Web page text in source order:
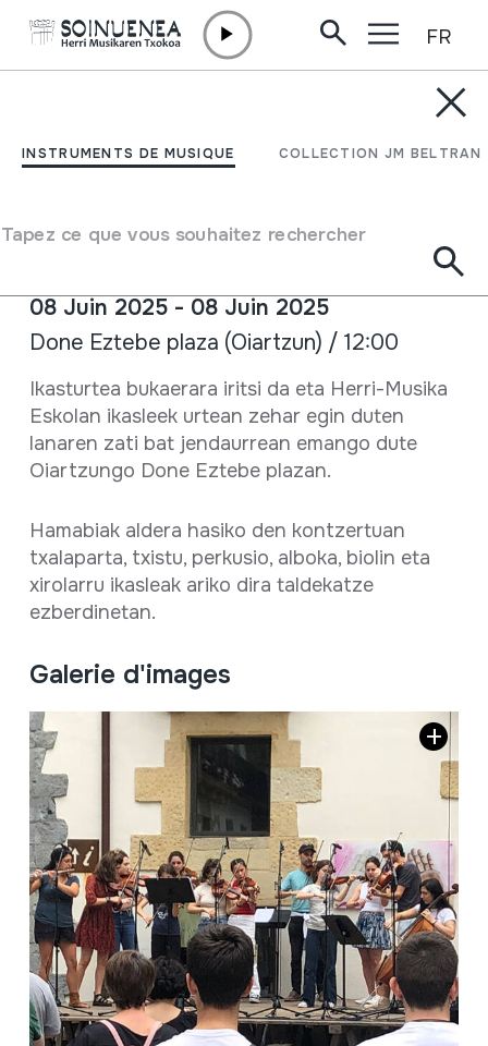
INSTRUMENTS DE MUSIQUE COLLECTION JM BELTRAN
Tapez ce que vous souhaitez rechercher
FR
Fête de l'école de
Oiartzun
08 Juin 2025 - 08 Juin 2025
Done Eztebe plaza (Oiartzun) / 12:00
Fiche complète
Ikasturtea bukaerara iritsi da eta Herri-Musika
Eskolan ikasleek urtean zehar egin duten
lanaren zati bat jendaurrean emango dute
Oiartzungo Done Eztebe plazan.
Hamabiak aldera hasiko den kontzertuan
txalaparta, txistu, perkusio, alboka, biolin eta
xirolarru ikasleak ariko dira taldekatze
ezberdinetan.
Galerie d'images